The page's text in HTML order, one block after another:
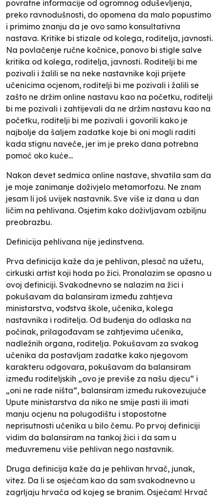
povratne informacije od ogromnog oduševljenja,
preko ravnodušnosti, do opomena da malo popustimo
i primimo znanju da je ovo samo konsultativna
nastava. Kritike bi stizale od kolega, roditelja, javnosti.
Na povlačenje ručne kočnice, ponovo bi stigle salve
kritika od kolega, roditelja, javnosti. Roditelji bi me
pozivali i žalili se na neke nastavnike koji prijete
učenicima ocjenom, roditelji bi me pozivali i žalili se
zašto ne držim online nastavu kao na početku, roditelji
bi me pozivali i zahtijevali da ne držim nastavu kao na
početku, roditelji bi me pozivali i govorili kako je
najbolje da šaljem zadatke koje bi oni mogli raditi
kada stignu naveče, jer im je preko dana potrebna
pomoć oko kuće...
Nakon devet sedmica online nastave, shvatila sam da
je moje zanimanje doživjelo metamorfozu. Ne znam
jesam li još uvijek nastavnik. Sve više iz dana u dan
ličim na pehlivana. Osjetim kako doživljavam ozbiljnu
preobrazbu.
Definicija pehlivana nije jedinstvena.
Prva definicija kaže da je pehlivan, plesač na užetu,
cirkuski artist koji hoda po žici. Pronalazim se opasno u
ovoj definiciji. Svakodnevno se nalazim na žici i
pokušavam da balansiram između zahtjeva
ministarstva, vođstva škole, učenika, kolega
nastavnika i roditelja. Od buđenja do odlaska na
počinak, prilagođavam se zahtjevima učenika,
nadležnih organa, roditelja. Pokušavam za svakog
učenika da postavljam zadatke kako njegovom
karakteru odgovara, pokušavam da balansiram
između roditeljskih „ovo je previše za našu djecu“ i
„oni ne rade ništa“, balansiram između rukovezujuće
Upute ministarstva da niko ne smije pasti ili imati
manju ocjenu na polugodištu i stopostotne
neprisutnosti učenika u bilo čemu. Po prvoj definiciji
vidim da balansiram na tankoj žici i da sam u
međuvremenu više pehlivan nego nastavnik.
Druga definicija kaže da je pehlivan hrvač, junak,
vitez. Da li se osjećam kao da sam svakodnevno u
zagrljaju hrvača od kojeg se branim. Osjećam! Hrvač